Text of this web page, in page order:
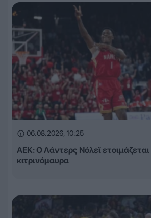
06.08.2026, 10:25
ΑΕΚ: Ο Λάντερς Νόλεϊ
κιτρινόμαυρα